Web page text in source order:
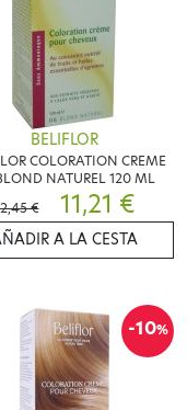
BELIFLOR
COLORATION CREME
NATUREL 120 ML
€
11,21 €
A LA CESTA
-10%